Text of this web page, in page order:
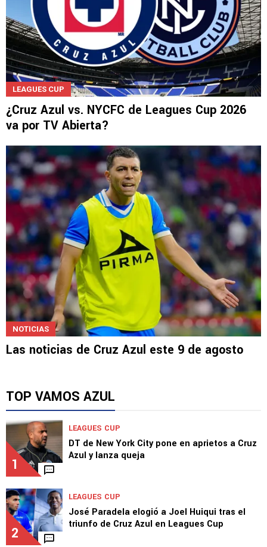
¿Cruz Azul vs. NYCFC de Leagues Cup 2026
va por TV Abierta?
Las noticias de Cruz Azul este 9 de agosto
TOP VAMOS AZUL
1
DT de New York City pone en aprietos a Cruz
Azul y lanza queja